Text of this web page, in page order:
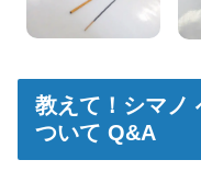
教えて！シマノ
ついて Q&A